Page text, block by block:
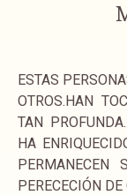
ESTAS
OTROS.HAN
TAN
HA
PERMANECEN
PERECECIÓN